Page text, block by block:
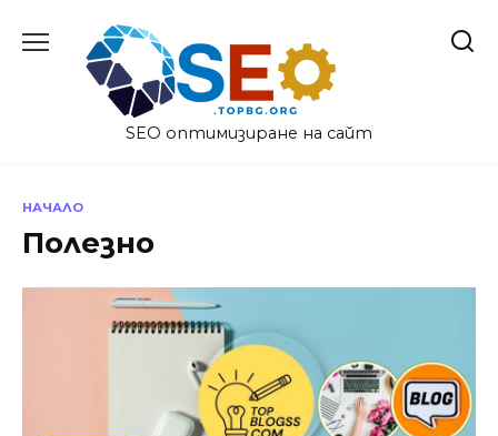
SEO оптимизиране на сайт
НАЧАЛО
Полезно